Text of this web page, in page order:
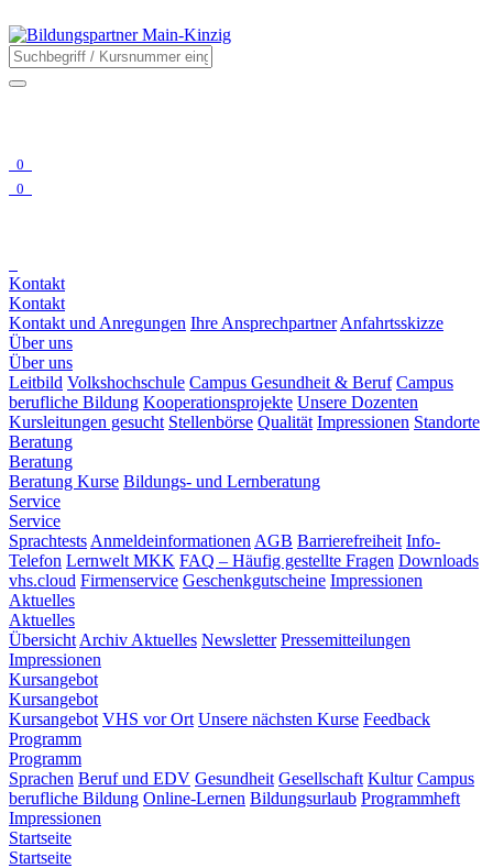
0
0
Kontakt
Kontakt
Kontakt und Anregungen Ihre Ansprechpartner Anfahrtsskizze
Über uns
Über uns
Leitbild Volkshochschule Campus Gesundheit & Beruf Campus
berufliche Bildung Kooperationsprojekte Unsere Dozenten
Kursleitungen gesucht Stellenbörse Qualität Impressionen Standorte
Beratung
Beratung
Beratung Kurse Bildungs- und Lernberatung
Service
Service
Sprachtests Anmeldeinformationen AGB Barrierefreiheit Info-
Telefon Lernwelt MKK FAQ – Häufig gestellte Fragen Downloads
vhs.cloud Firmenservice Geschenkgutscheine Impressionen
Aktuelles
Aktuelles
Übersicht Archiv Aktuelles Newsletter Pressemitteilungen
Impressionen
Kursangebot
Kursangebot
Kursangebot VHS vor Ort Unsere nächsten Kurse Feedback
Programm
Programm
Sprachen Beruf und EDV Gesundheit Gesellschaft Kultur Campus
berufliche Bildung Online-Lernen Bildungsurlaub Programmheft
Impressionen
Startseite
Startseite